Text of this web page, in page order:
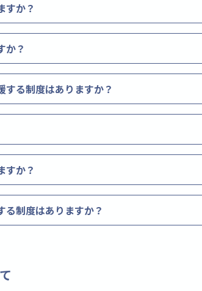
すか？
か？
る制度はありますか？
すか？
制度はありますか？